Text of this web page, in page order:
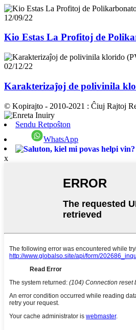
12/09/22
Kio Estas La Profitoj de
02/12/22
Karakterizaĵoj de polivinila
© Kopirajto - 2010-2021 : Ĉiuj Rajtoj
Sendu Retpoŝton
WhatsApp
x